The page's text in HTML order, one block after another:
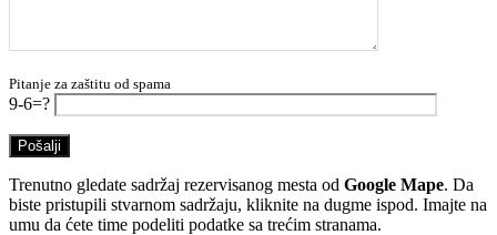
Pitanje za zaštitu od spama
9-6=?
Trenutno gledate sadržaj rezervisanog mesta od Google Mape. Da
biste pristupili stvarnom sadržaju, kliknite na dugme ispod. Imajte na
umu da ćete time podeliti podatke sa trećim stranama.